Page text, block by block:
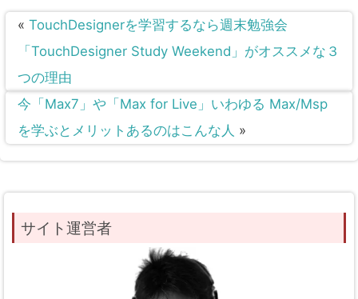
« TouchDesignerを学習するなら週末勉強会
「TouchDesigner Study Weekend」がオススメな３
つの理由
今「Max7」や「Max for Live」いわゆる Max/Msp
を学ぶとメリットあるのはこんな人 »
サイト運営者